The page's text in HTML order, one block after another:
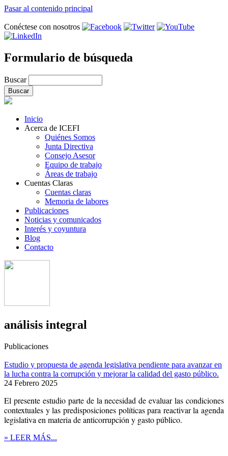
Pasar al contenido principal
Conéctese con nosotros
Formulario de búsqueda
Buscar
Inicio
Acerca de ICEFI
Quiénes Somos
Junta Directiva
Consejo Asesor
Equipo de trabajo
Áreas de trabajo
Cuentas Claras
Cuentas claras
Memoria de labores
Publicaciones
Noticias y comunicados
Interés y coyuntura
Blog
Contacto
análisis integral
Publicaciones
Estudio y propuesta de agenda legislativa pendiente para avanzar en
la lucha contra la corrupción y mejorar la calidad del gasto público.
24 Febrero 2025
El presente estudio parte de la necesidad de evaluar las condiciones
contextuales y las predisposiciones políticas para reactivar la agenda
legislativa en materia de anticorrupción y gasto público.
» LEER MÁS...